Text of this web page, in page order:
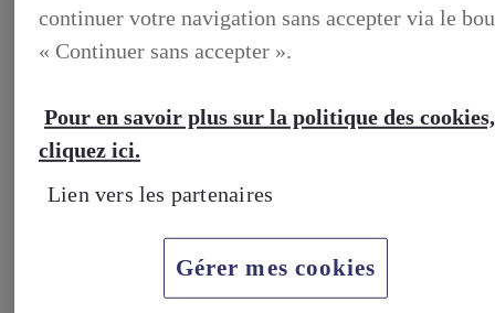
BUSINESS
LES AVANTAGES LEXUS BUSINESS
ELECTRIFIED TESTDRIVE
NOS SOLUTIONS DE FINANCEMENT
L'HYBRIDE POUR LES PROFESSIONNELS
CONTACTEZ-NOUS
continuer votre navigation sans accepter via le
« Continuer sans accepter ».
Pour en savoir plus sur la politique des cookies,
cliquez ici.
Lien vers les partenaires
Gérer mes cookies